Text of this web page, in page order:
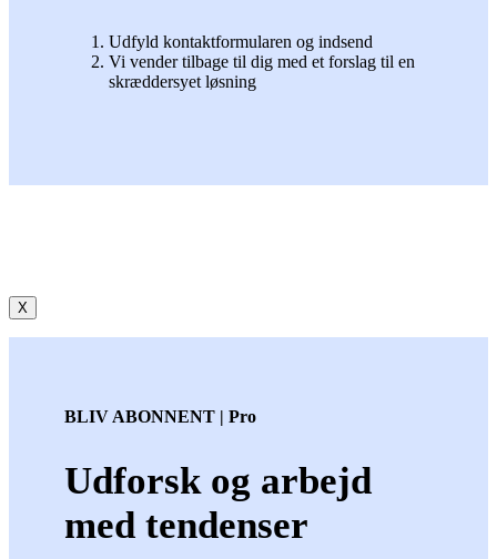
Udfyld kontaktformularen og indsend
Vi vender tilbage til dig med et forslag til en
skræddersyet løsning
X
BLIV ABONNENT | Pro
Udforsk og arbejd
med tendenser